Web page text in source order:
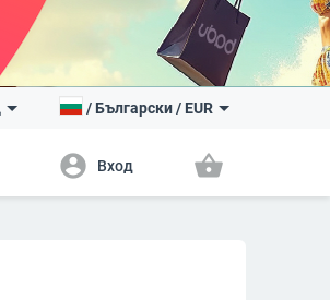
/Български/ EUR
account_circle Вход shopping_basket